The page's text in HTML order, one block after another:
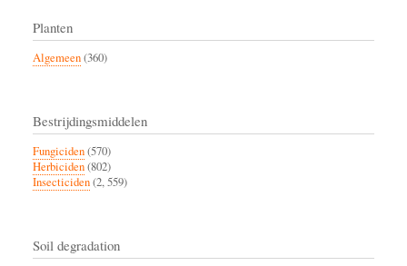
Planten
Algemeen(360)
Bestrijdingsmiddelen
Fungiciden(570)
Herbiciden(802)
Insecticiden(2, 559)
Soil degradation